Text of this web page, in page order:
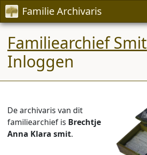
Familie Archivaris
Familiearchief Smit
Inloggen
De archivaris van dit
familiearchief is Brechtje
Anna Klara smit.